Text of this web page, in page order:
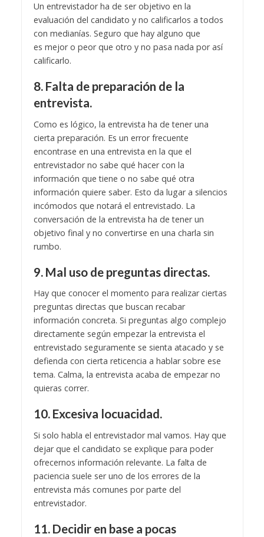
Un entrevistador ha de ser objetivo en la
evaluación del candidato y no calificarlos a todos
con medianías. Seguro que hay alguno que
es mejor o peor que otro y no pasa nada por así
calificarlo.
8. Falta de preparación de la
entrevista.
Como es lógico, la entrevista ha de tener una
cierta preparación. Es un error frecuente
encontrase en una entrevista en la que el
entrevistador no sabe qué hacer con la
información que tiene o no sabe qué otra
información quiere saber. Esto da lugar a silencios
incómodos que notará el entrevistado. La
conversación de la entrevista ha de tener un
objetivo final y no convertirse en una charla sin
rumbo.
9. Mal uso de preguntas directas.
Hay que conocer el momento para realizar ciertas
preguntas directas que buscan recabar
información concreta. Si preguntas algo complejo
directamente según empezar la entrevista el
entrevistado seguramente se sienta atacado y se
defienda con cierta reticencia a hablar sobre ese
tema. Calma, la entrevista acaba de empezar no
quieras correr.
10. Excesiva locuacidad.
Si solo habla el entrevistador mal vamos. Hay que
dejar que el candidato se explique para poder
ofrecernos información relevante. La falta de
paciencia suele ser uno de los errores de la
entrevista más comunes por parte del
entrevistador.
11. Decidir en base a pocas